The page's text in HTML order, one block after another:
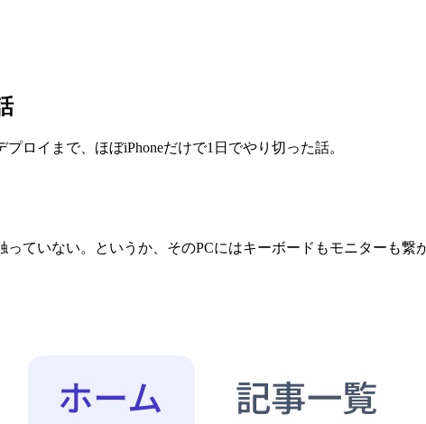
ロイまで、ほぼiPhoneだけで1日でやり切った話。
ていない。というか、そのPCにはキーボードもモニターも